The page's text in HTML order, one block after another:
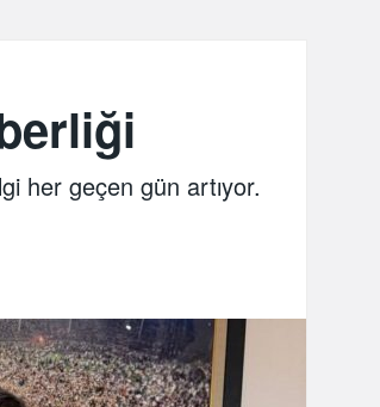
her geçen gün artıyor.